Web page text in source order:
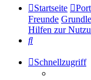
Startseite
Freunde
Hilfen zur
Suche
Schnellzugriff